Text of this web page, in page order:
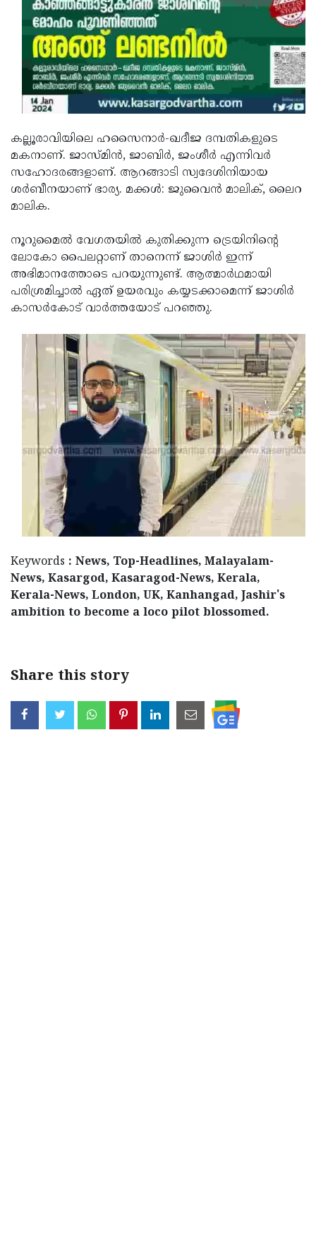
കല്ലൂരാവിയിലെ ഹസൈനാര്‍-ഖദീജ ദമ്പതികളുടെ
മകനാണ്. ജാസ്മിന്‍, ജാബിര്‍, ജംശീർ എന്നിവര്‍
സഹോദരങ്ങളാണ്. ആറങ്ങാടി സ്വദേശിനിയായ
ശർബീനയാണ് ഭാര്യ. മക്കൾ: ജുവൈൻ മാലിക്, ലൈറ
മാലിക.
നൂറുമൈല്‍ വേഗതയില്‍ കുതിക്കുന്ന ട്രെയിനിന്റെ
ലോകോ പൈലറ്റാണ് താനെന്ന് ജാശിര്‍ ഇന്ന്
അഭിമാനത്തോടെ പറയുന്നുണ്ട്. ആത്മാര്‍ഥമായി
പരിശ്രമിച്ചാല്‍ ഏത് ഉയരവും കയ്യടക്കാമെന്ന് ജാശിര്‍
കാസർകോട് വാർത്തയോട് പറഞ്ഞു.
Keywords : News, Top-Headlines, Malayalam-
News, Kasargod, Kasaragod-News, Kerala,
Kerala-News, London, UK, Kanhangad, Jashir's
ambition to become a loco pilot blossomed.
Share this story